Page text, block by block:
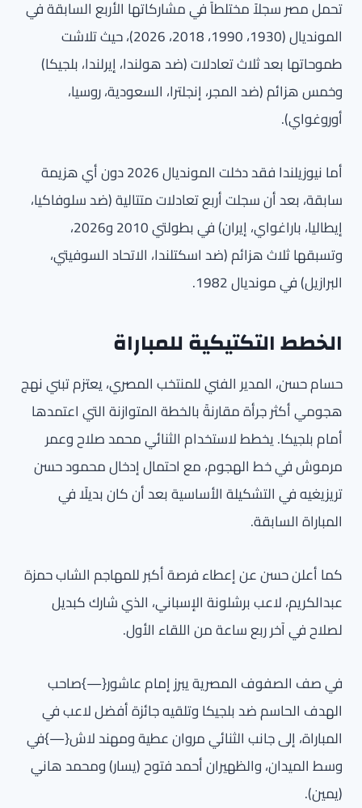
تحمل مصر سجلاً مختلطاً في مشاركاتها الأربع السابقة في
المونديال (1930، 1990، 2018، 2026)، حيث تلاشت
طموحاتها بعد ثلاث تعادلات (ضد هولندا، إيرلندا، بلجيكا)
وخمس هزائم (ضد المجر، إنجلترا، السعودية، روسيا،
أوروغواي).
أما نيوزيلندا فقد دخلت المونديال 2026 دون أي هزيمة
سابقة، بعد أن سجلت أربع تعادلات متتالية (ضد سلوفاكيا،
إيطاليا، باراغواي، إيران) في بطولتي 2010 و2026،
وتسبقها ثلاث هزائم (ضد اسكتلندا، الاتحاد السوفيتي،
البرازيل) في مونديال 1982.
الخطط التكتيكية للمباراة
حسام حسن، المدير الفني للمنتخب المصري، يعتزم تبني نهج
هجومي أكثر جرأة مقارنةً بالخطة المتوازنة التي اعتمدها
أمام بلجيكا. يخطط لاستخدام الثنائي محمد صلاح وعمر
مرموش في خط الهجوم، مع احتمال إدخال محمود حسن
تريزيغيه في التشكيلة الأساسية بعد أن كان بديلًا في
المباراة السابقة.
كما أعلن حسن عن إعطاء فرصة أكبر للمهاجم الشاب حمزة
عبدالكريم، لاعب برشلونة الإسباني، الذي شارك كبديل
لصلاح في آخر ربع ساعة من اللقاء الأول.
في صف الصفوف المصرية يبرز إمام عاشور{—}صاحب
الهدف الحاسم ضد بلجيكا وتلقيه جائزة أفضل لاعب في
المباراة، إلى جانب الثنائي مروان عطية ومهند لاش{—}في
وسط الميدان، والظهيران أحمد فتوح (يسار) ومحمد هاني
(يمين).